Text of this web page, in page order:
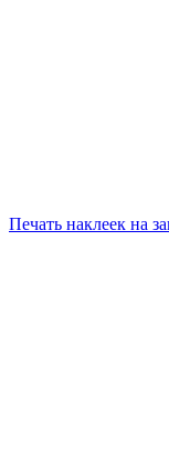
Печать наклеек на